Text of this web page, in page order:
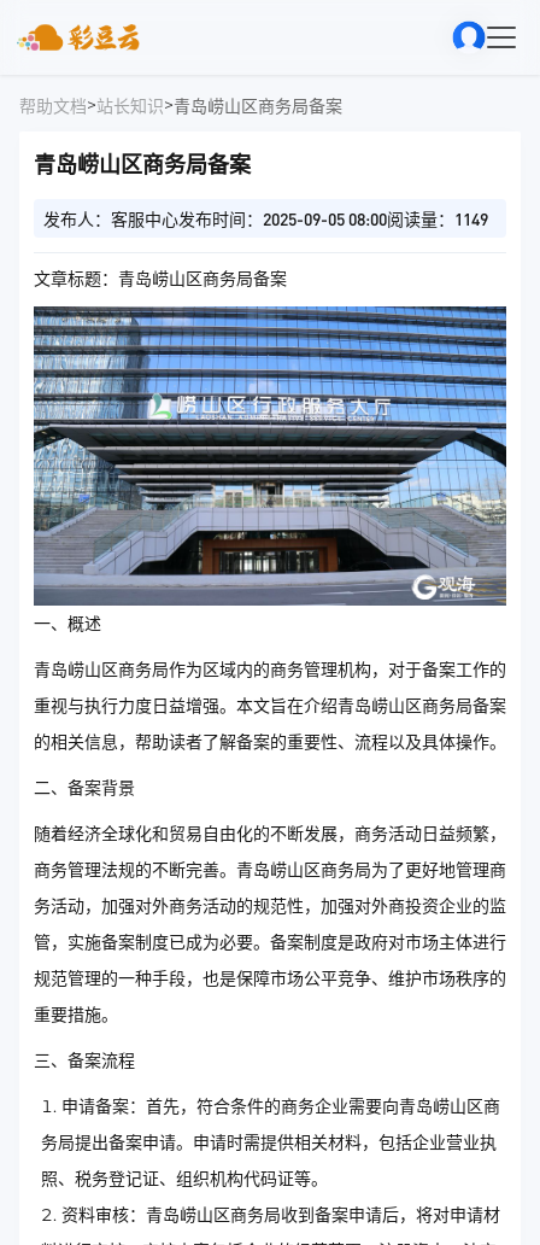
帮助文档>站长知识>青岛崂山区商务局备案
青岛崂山区商务局备案
发布人：客服中心发布时间：2025-09-05 08:00阅读量：1149
文章标题：青岛崂山区商务局备案
一、概述
青岛崂山区商务局作为区域内的商务管理机构，对于备案工作的
重视与执行力度日益增强。本文旨在介绍青岛崂山区商务局备案
的相关信息，帮助读者了解备案的重要性、流程以及具体操作。
二、备案背景
随着经济全球化和贸易自由化的不断发展，商务活动日益频繁，
商务管理法规的不断完善。青岛崂山区商务局为了更好地管理商
务活动，加强对外商务活动的规范性，加强对外商投资企业的监
管，实施备案制度已成为必要。备案制度是政府对市场主体进行
规范管理的一种手段，也是保障市场公平竞争、维护市场秩序的
重要措施。
三、备案流程
申请备案：首先，符合条件的商务企业需要向青岛崂山区商
务局提出备案申请。申请时需提供相关材料，包括企业营业执
照、税务登记证、组织机构代码证等。
资料审核：青岛崂山区商务局收到备案申请后，将对申请材